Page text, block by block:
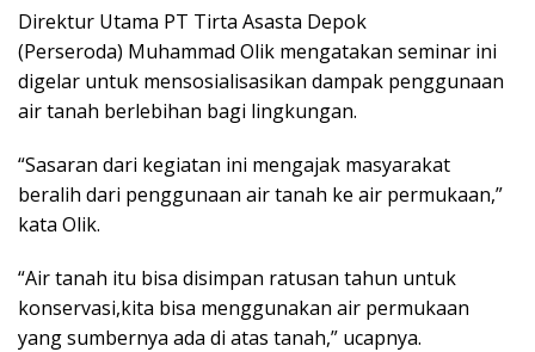
Direktur Utama PT Tirta Asasta Depok
(Perseroda) Muhammad Olik mengatakan seminar ini
digelar untuk mensosialisasikan dampak penggunaan
air tanah berlebihan bagi lingkungan.
“Sasaran dari kegiatan ini mengajak masyarakat
beralih dari penggunaan air tanah ke air permukaan,”
kata Olik.
“Air tanah itu bisa disimpan ratusan tahun untuk
konservasi,kita bisa menggunakan air permukaan
yang sumbernya ada di atas tanah,” ucapnya.